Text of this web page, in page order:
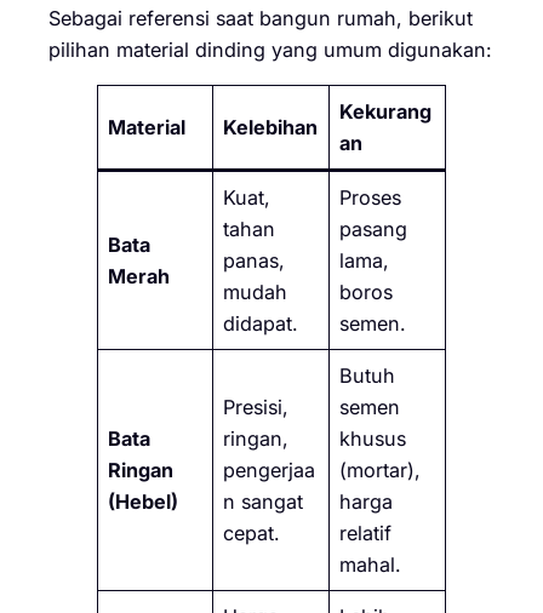
Sebagai referensi saat bangun rumah, berikut
pilihan material dinding yang umum digunakan:
Material Kelebihan
Kekurang
an
Bata
Merah
Kuat,
tahan
panas,
mudah
didapat.
Proses
pasang
lama,
boros
semen.
Bata
Ringan
(Hebel)
Presisi,
ringan,
pengerjaa
n sangat
cepat.
Butuh
semen
khusus
(mortar),
harga
relatif
mahal.